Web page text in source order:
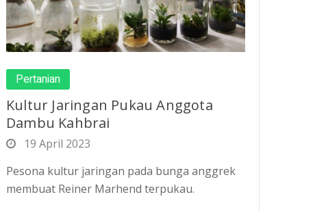
Pertanian
Kultur Jaringan Pukau Anggota
Dambu Kahbrai
19 April 2023
Pesona kultur jaringan pada bunga anggrek
membuat Reiner Marhend terpukau.